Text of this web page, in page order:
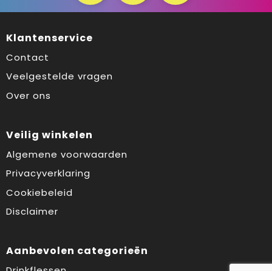
Klantenservice
Contact
Veelgestelde vragen
Over ons
Veilig winkelen
Algemene voorwaarden
Privacyverklaring
Cookiebeleid
Disclaimer
Aanbevolen categorieën